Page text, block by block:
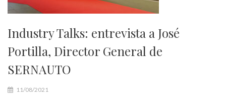
Industry Talks: entrevista a José
Portilla, Director General de
SERNAUTO
11/08/2021